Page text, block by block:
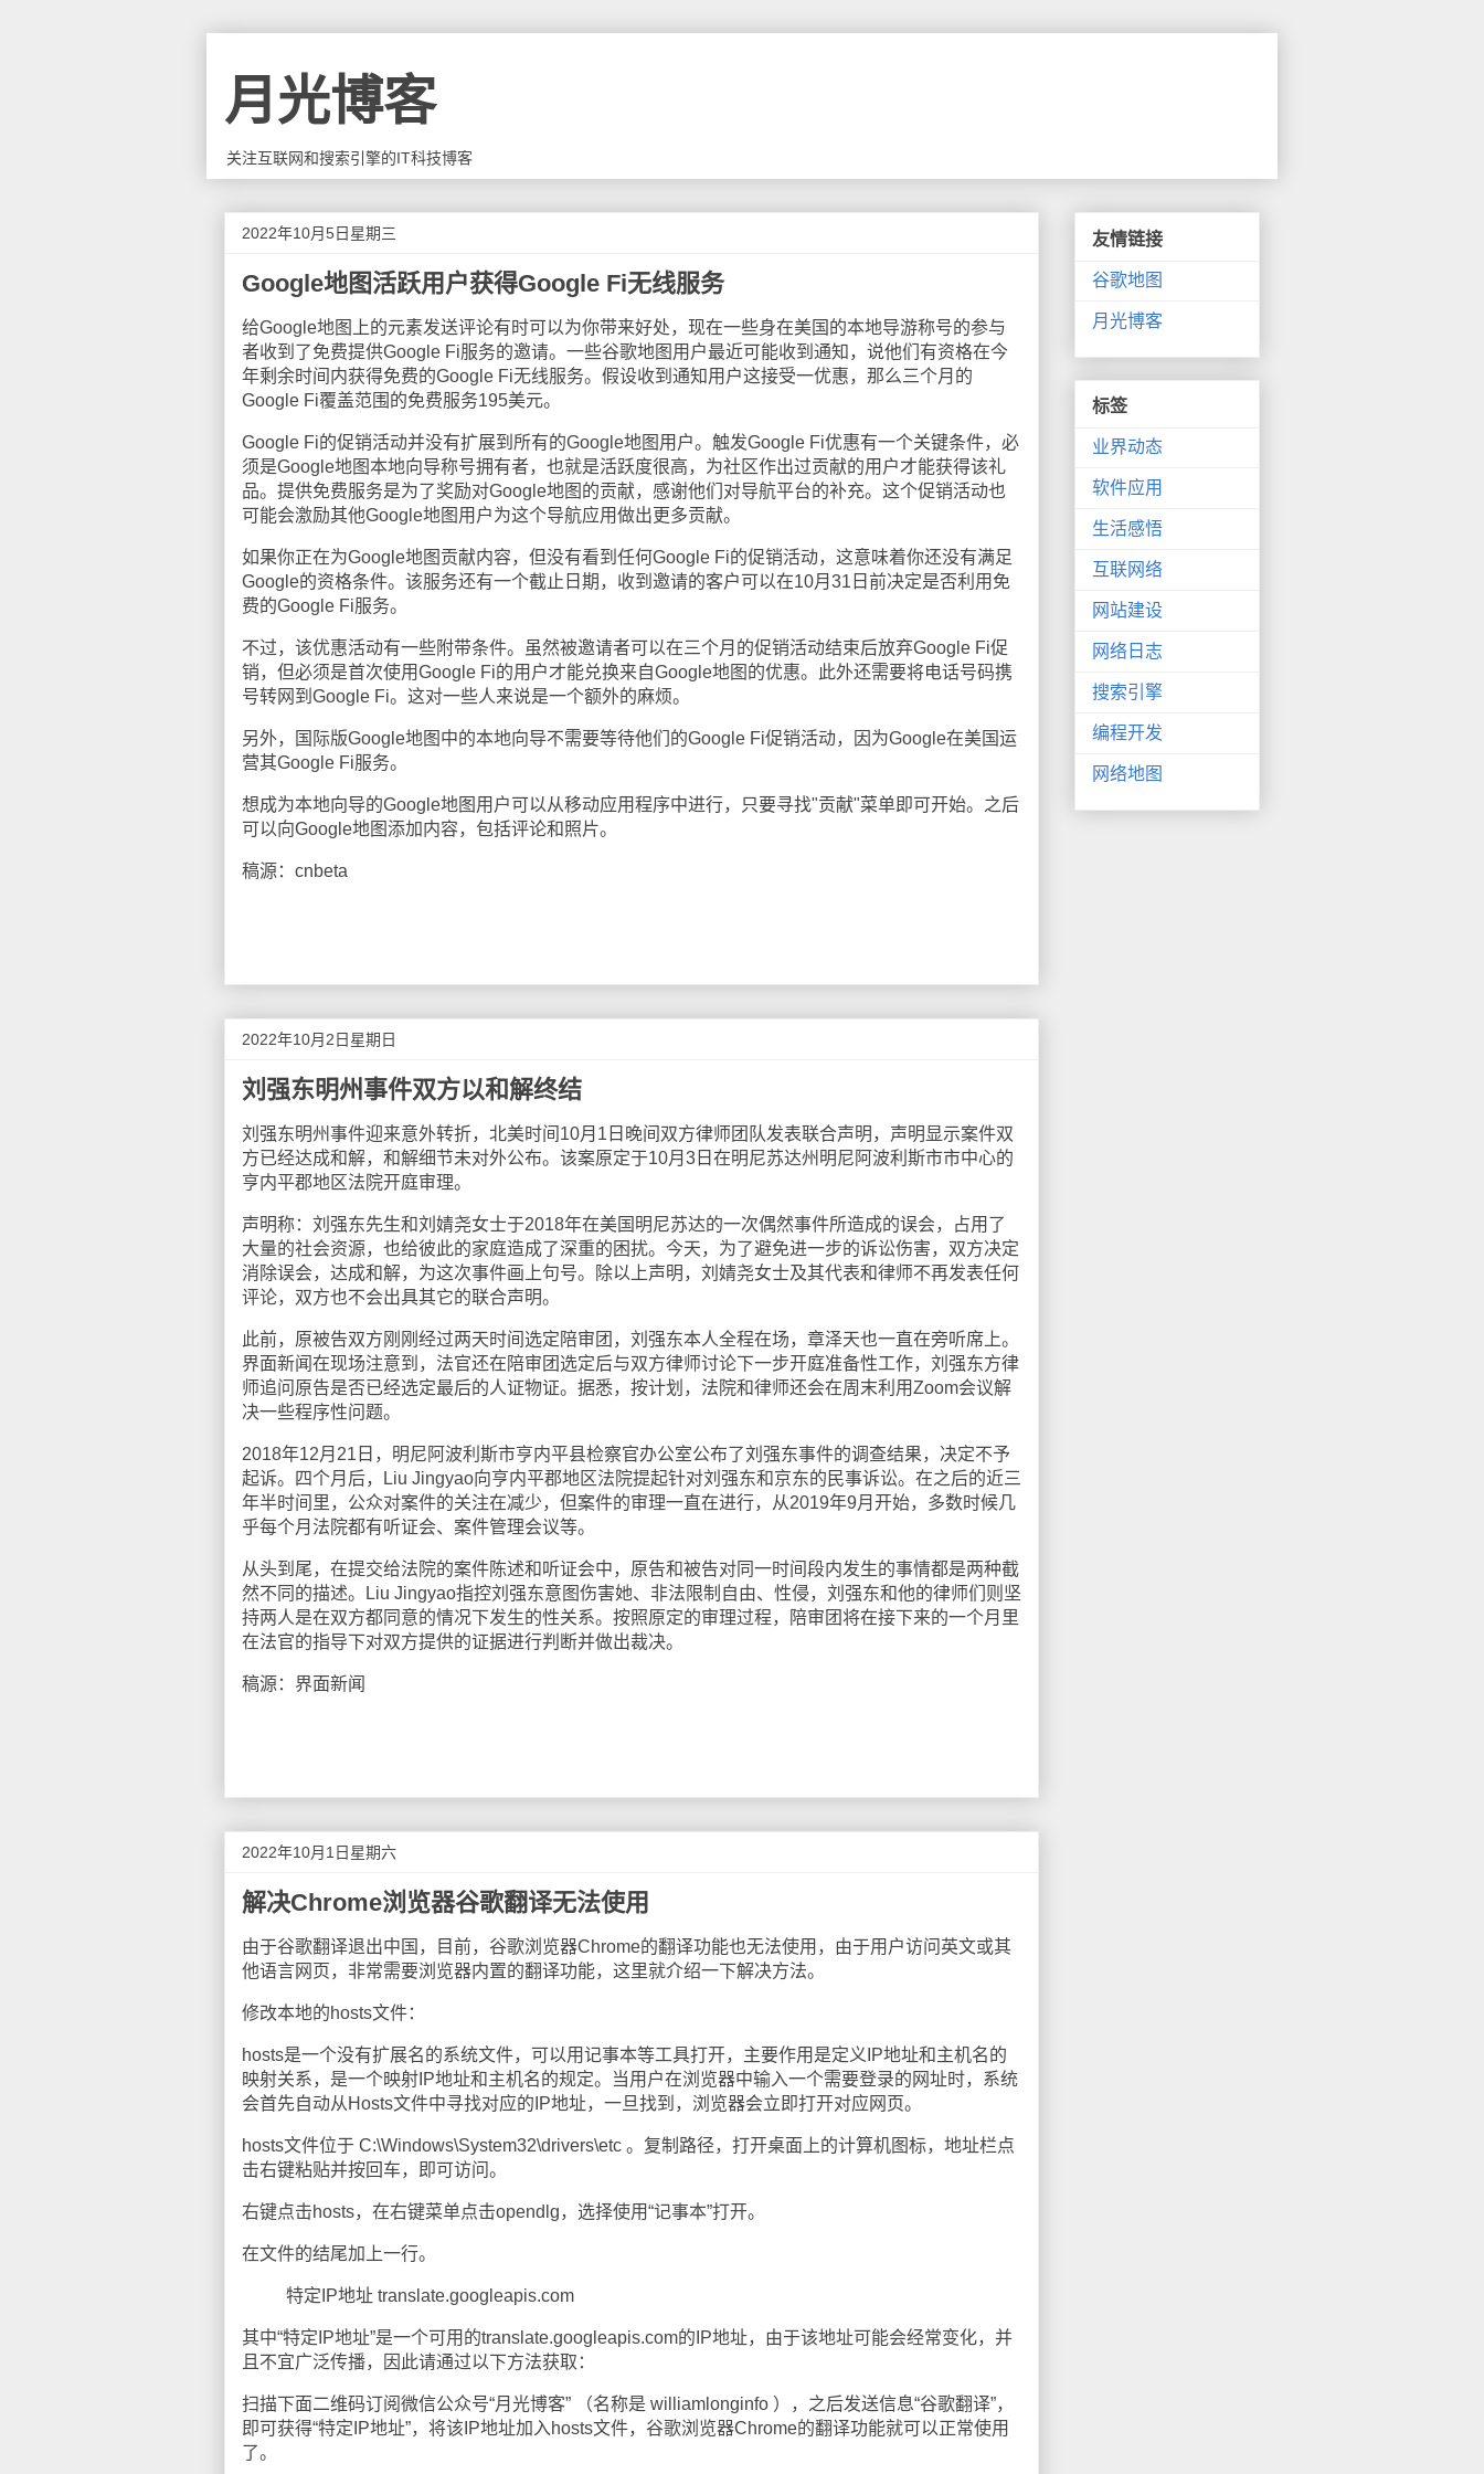
月光博客
关注互联网和搜索引擎的IT科技博客
2022年10月5日星期三
Google地图活跃用户获得Google Fi无线服务
给Google地图上的元素发送评论有时可以为你带来好处，现在一些身在美国的本地导游称号的参与
者收到了免费提供Google Fi服务的邀请。一些谷歌地图用户最近可能收到通知，说他们有资格在今
年剩余时间内获得免费的Google Fi无线服务。假设收到通知用户这接受一优惠，那么三个月的
Google Fi覆盖范围的免费服务195美元。
Google Fi的促销活动并没有扩展到所有的Google地图用户。触发Google Fi优惠有一个关键条件，必
须是Google地图本地向导称号拥有者，也就是活跃度很高，为社区作出过贡献的用户才能获得该礼
品。提供免费服务是为了奖励对Google地图的贡献，感谢他们对导航平台的补充。这个促销活动也
可能会激励其他Google地图用户为这个导航应用做出更多贡献。
如果你正在为Google地图贡献内容，但没有看到任何Google Fi的促销活动，这意味着你还没有满足
Google的资格条件。该服务还有一个截止日期，收到邀请的客户可以在10月31日前决定是否利用免
费的Google Fi服务。
不过，该优惠活动有一些附带条件。虽然被邀请者可以在三个月的促销活动结束后放弃Google Fi促
销，但必须是首次使用Google Fi的用户才能兑换来自Google地图的优惠。此外还需要将电话号码携
号转网到Google Fi。这对一些人来说是一个额外的麻烦。
另外，国际版Google地图中的本地向导不需要等待他们的Google Fi促销活动，因为Google在美国运
营其Google Fi服务。
想成为本地向导的Google地图用户可以从移动应用程序中进行，只要寻找"贡献"菜单即可开始。之后
可以向Google地图添加内容，包括评论和照片。
稿源：cnbeta
2022年10月2日星期日
刘强东明州事件双方以和解终结
刘强东明州事件迎来意外转折，北美时间10月1日晚间双方律师团队发表联合声明，声明显示案件双
方已经达成和解，和解细节未对外公布。该案原定于10月3日在明尼苏达州明尼阿波利斯市市中心的
亨内平郡地区法院开庭审理。
声明称：刘强东先生和刘婧尧女士于2018年在美国明尼苏达的一次偶然事件所造成的误会，占用了
大量的社会资源，也给彼此的家庭造成了深重的困扰。今天，为了避免进一步的诉讼伤害，双方决定
消除误会，达成和解，为这次事件画上句号。除以上声明，刘婧尧女士及其代表和律师不再发表任何
评论，双方也不会出具其它的联合声明。
此前，原被告双方刚刚经过两天时间选定陪审团，刘强东本人全程在场，章泽天也一直在旁听席上。
界面新闻在现场注意到，法官还在陪审团选定后与双方律师讨论下一步开庭准备性工作，刘强东方律
师追问原告是否已经选定最后的人证物证。据悉，按计划，法院和律师还会在周末利用Zoom会议解
决一些程序性问题。
2018年12月21日，明尼阿波利斯市亨内平县检察官办公室公布了刘强东事件的调查结果，决定不予
起诉。四个月后，Liu Jingyao向亨内平郡地区法院提起针对刘强东和京东的民事诉讼。在之后的近三
年半时间里，公众对案件的关注在减少，但案件的审理一直在进行，从2019年9月开始，多数时候几
乎每个月法院都有听证会、案件管理会议等。
从头到尾，在提交给法院的案件陈述和听证会中，原告和被告对同一时间段内发生的事情都是两种截
然不同的描述。Liu Jingyao指控刘强东意图伤害她、非法限制自由、性侵，刘强东和他的律师们则坚
持两人是在双方都同意的情况下发生的性关系。按照原定的审理过程，陪审团将在接下来的一个月里
在法官的指导下对双方提供的证据进行判断并做出裁决。
稿源：界面新闻
2022年10月1日星期六
解决Chrome浏览器谷歌翻译无法使用
由于谷歌翻译退出中国，目前，谷歌浏览器Chrome的翻译功能也无法使用，由于用户访问英文或其
他语言网页，非常需要浏览器内置的翻译功能，这里就介绍一下解决方法。
修改本地的hosts文件：
hosts是一个没有扩展名的系统文件，可以用记事本等工具打开，主要作用是定义IP地址和主机名的
映射关系，是一个映射IP地址和主机名的规定。当用户在浏览器中输入一个需要登录的网址时，系统
会首先自动从Hosts文件中寻找对应的IP地址，一旦找到，浏览器会立即打开对应网页。
hosts文件位于 C:\Windows\System32\drivers\etc 。复制路径，打开桌面上的计算机图标，地址栏点
击右键粘贴并按回车，即可访问。
右键点击hosts，在右键菜单点击opendlg，选择使用“记事本”打开。
在文件的结尾加上一行。
特定IP地址 translate.googleapis.com
其中“特定IP地址”是一个可用的translate.googleapis.com的IP地址，由于该地址可能会经常变化，并
且不宜广泛传播，因此请通过以下方法获取：
扫描下面二维码订阅微信公众号“月光博客” （名称是 williamlonginfo ），之后发送信息“谷歌翻译”，
即可获得“特定IP地址”，将该IP地址加入hosts文件，谷歌浏览器Chrome的翻译功能就可以正常使用
了。
友情链接
谷歌地图
月光博客
标签
业界动态
软件应用
生活感悟
互联网络
网站建设
网络日志
搜索引擎
编程开发
网络地图